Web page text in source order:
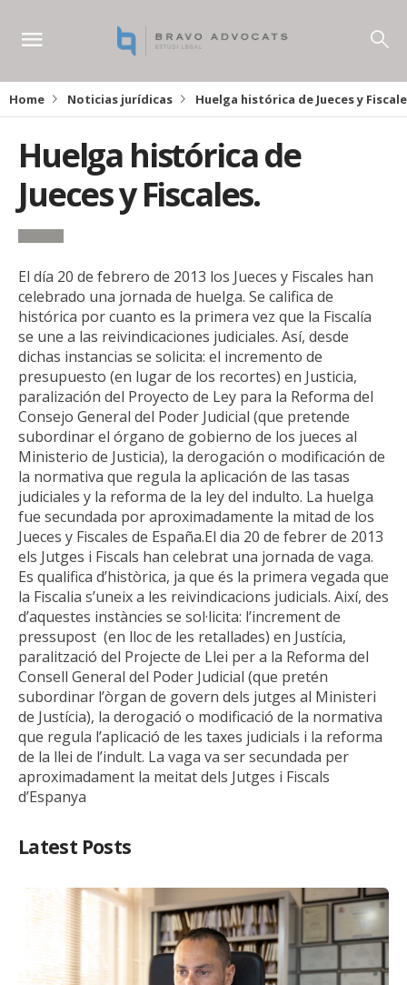
Home Noticias jurídicas Huelga histórica de Jueces y
Huelga histórica de
Jueces y Fiscales.
El día 20 de febrero de 2013 los Jueces y Fiscales han
celebrado una jornada de huelga. Se califica de
histórica por cuanto es la primera vez que la Fiscalía
se une a las reivindicaciones judiciales. Así, desde
dichas instancias se solicita: el incremento de
presupuesto (en lugar de los recortes) en Justicia,
paralización del Proyecto de Ley para la Reforma del
Consejo General del Poder Judicial (que pretende
subordinar el órgano de gobierno de los jueces al
Ministerio de Justicia), la derogación o modificación de
la normativa que regula la aplicación de las tasas
judiciales y la reforma de la ley del indulto. La huelga
fue secundada por aproximadamente la mitad de los
Jueces y Fiscales de España.El dia 20 de febrer de 2013
els Jutges i Fiscals han celebrat una jornada de vaga.
Es qualifica d’històrica, ja que és la primera vegada que
la Fiscalia s’uneix a les reivindicacions judicials. Així, des
d’aquestes instàncies se sol·licita: l’increment de
pressupost (en lloc de les retallades) en Justícia,
paralització del Projecte de Llei per a la Reforma del
Consell General del Poder Judicial (que pretén
subordinar l’òrgan de govern dels jutges al Ministeri
de Justícia), la derogació o modificació de la normativa
que regula l’aplicació de les taxes judicials i la reforma
de la llei de l’indult. La vaga va ser secundada per
aproximadament la meitat dels Jutges i Fiscals
d’Espanya
Latest Posts